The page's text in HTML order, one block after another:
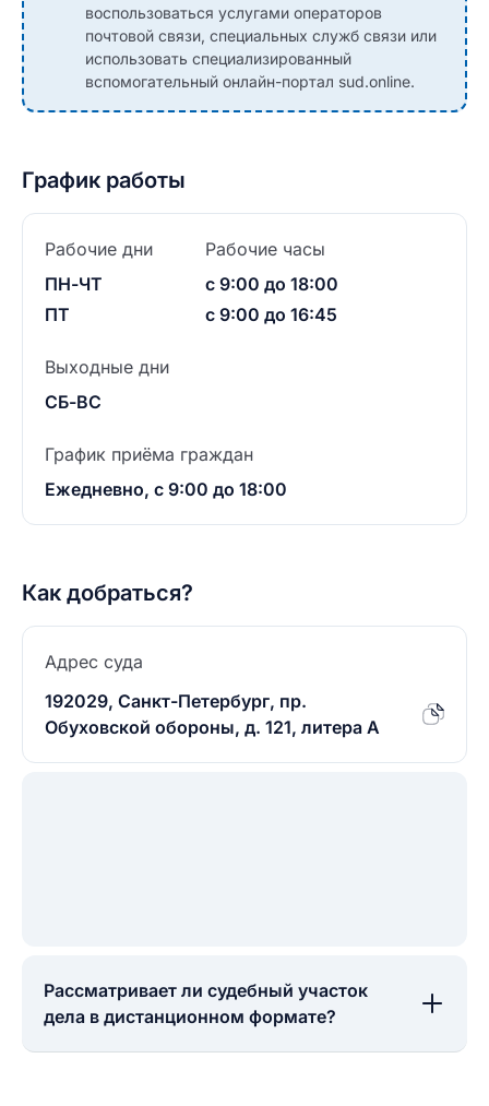
воспользоваться услугами операторов
почтовой связи, специальных служб связи или
использовать специализированный
вспомогательный онлайн-портал sud.online.
График работы
Рабочие дни
ПН-ЧТ
ПТ
Рабочие часы
с 9:00 до 18:00
с 9:00 до 16:45
Выходные дни
СБ-ВС
График приёма граждан
Ежедневно, с 9:00 до 18:00
Как добраться?
Адрес суда
192029, Санкт-Петербург, пр.
Обуховской обороны, д. 121, литера А
Рассматривает ли судебный участок
дела в дистанционном формате?